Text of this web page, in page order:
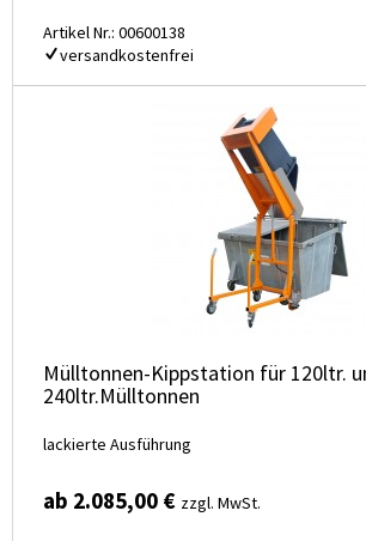
Artikel Nr.: 00600138
versandkostenfrei
Mülltonnen-Kippstation für 120ltr.
240ltr.Mülltonnen
lackierte Ausführung
ab 2.085,00 € zzgl. MwSt.